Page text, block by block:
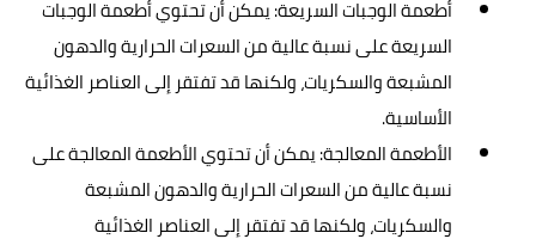
أطعمة الوجبات السريعة: يمكن أن تحتوي أطعمة الوجبات
السريعة على نسبة عالية من السعرات الحرارية والدهون
المشبعة والسكريات، ولكنها قد تفتقر إلى العناصر الغذائية
الأساسية.
الأطعمة المعالجة: يمكن أن تحتوي الأطعمة المعالجة على
نسبة عالية من السعرات الحرارية والدهون المشبعة
والسكريات، ولكنها قد تفتقر إلى العناصر الغذائية